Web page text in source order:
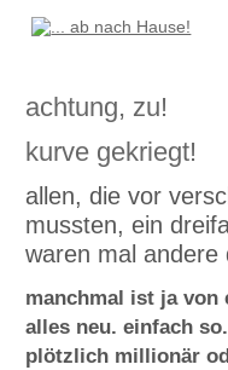
achtung, zu!
kurve gekriegt!
allen, die vor
mussten, ein
waren mal andere
manchmal ist ja von
alles neu. einfach
plötzlich millionär